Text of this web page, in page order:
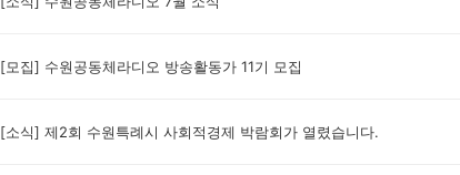
[모집] 수원공동체라디오 방송활동가 11기 모집
[소식] 제2회 수원특례시 사회적경제 박람회가 열렸습니다.